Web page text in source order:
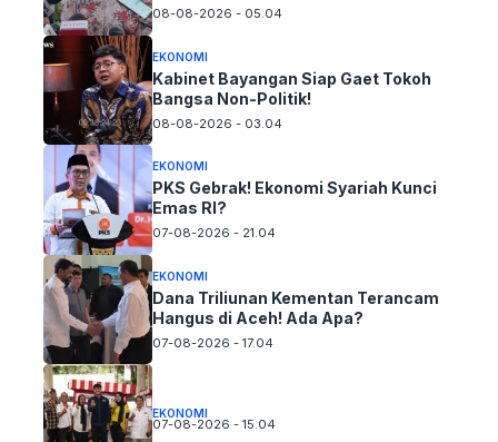
08-08-2026 - 05.04
EKONOMI
Kabinet Bayangan Siap Gaet Tokoh
Bangsa Non-Politik!
08-08-2026 - 03.04
EKONOMI
PKS Gebrak! Ekonomi Syariah Kunci
Emas RI?
07-08-2026 - 21.04
EKONOMI
Dana Triliunan Kementan Terancam
Hangus di Aceh! Ada Apa?
07-08-2026 - 17.04
EKONOMI
07-08-2026 - 15.04